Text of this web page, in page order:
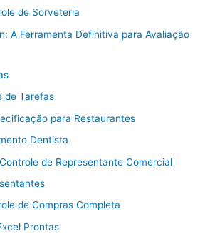
de Sorveteria
A Ferramenta Definitiva para Avaliação
de Tarefas
para Restaurantes
Dentista
de Representante Comercial
de Compras Completa
Prontas